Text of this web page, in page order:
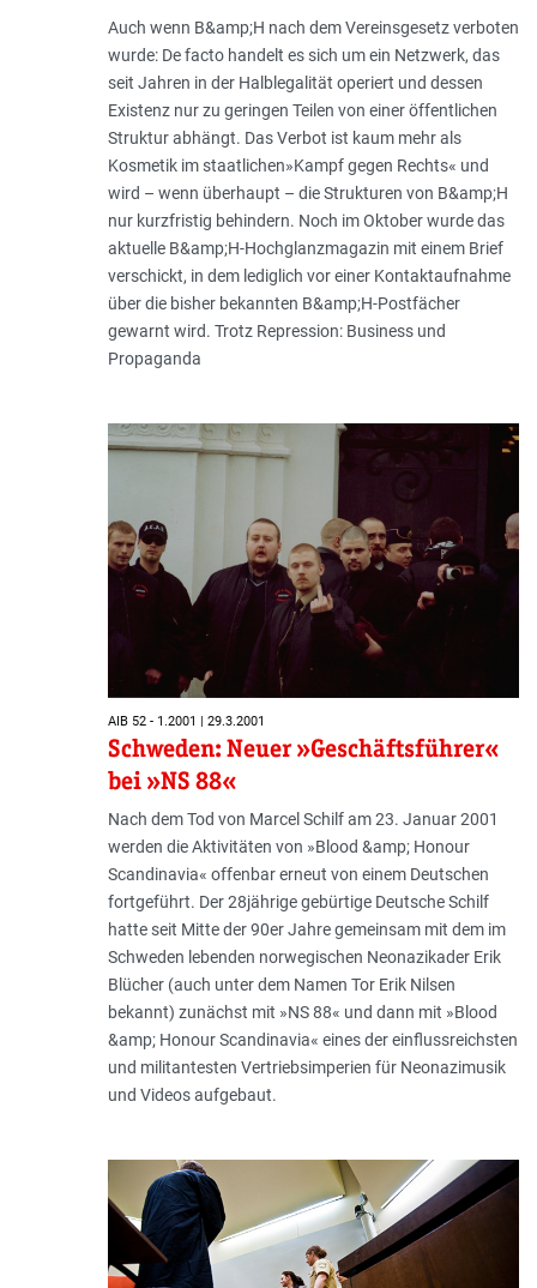
Auch wenn B&amp;H nach dem Vereinsgesetz verboten
wurde: De facto handelt es sich um ein Netzwerk, das
seit Jahren in der Halblegalität operiert und dessen
Existenz nur zu geringen Teilen von einer öffentlichen
Struktur abhängt. Das Verbot ist kaum mehr als
Kosmetik im staatlichen»Kampf gegen Rechts« und
wird – wenn überhaupt – die Strukturen von B&amp;H
nur kurzfristig behindern. Noch im Oktober wurde das
aktuelle B&amp;H-Hochglanzmagazin mit einem Brief
verschickt, in dem lediglich vor einer Kontaktaufnahme
über die bisher bekannten B&amp;H-Postfächer
gewarnt wird. Trotz Repression: Business und
Propaganda
AIB 52 - 1.2001 | 29.3.2001
Schweden: Neuer »Geschäftsführer«
bei »NS 88«
Nach dem Tod von Marcel Schilf am 23. Januar 2001
werden die Aktivitäten von »Blood &amp; Honour
Scandinavia« offenbar erneut von einem Deutschen
fortgeführt. Der 28jährige gebürtige Deutsche Schilf
hatte seit Mitte der 90er Jahre gemeinsam mit dem im
Schweden lebenden norwegischen Neonazikader Erik
Blücher (auch unter dem Namen Tor Erik Nilsen
bekannt) zunächst mit »NS 88« und dann mit »Blood
&amp; Honour Scandinavia« eines der einflussreichsten
und militantesten Vertriebsimperien für Neonazimusik
und Videos aufgebaut.